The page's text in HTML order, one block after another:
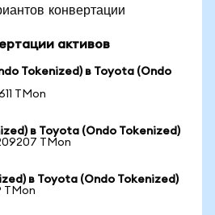
конвертации
активов
Tokenized) в Toyota (Ondo
TMon
в Toyota (Ondo Tokenized)
TMon
в Toyota (Ondo Tokenized)
TMon